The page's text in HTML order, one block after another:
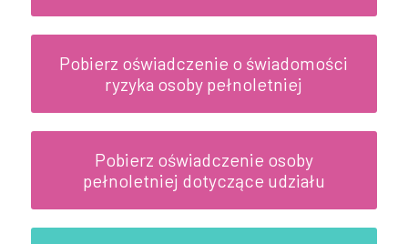
Pobierz oświadczenie o świadomości
ryzyka osoby pełnoletniej
Pobierz oświadczenie osoby
pełnoletniej dotyczące udziału